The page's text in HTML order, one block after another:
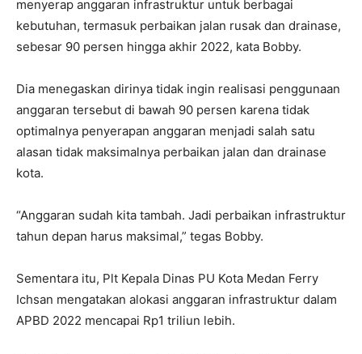
menyerap anggaran infrastruktur untuk berbagai
kebutuhan, termasuk perbaikan jalan rusak dan drainase,
sebesar 90 persen hingga akhir 2022, kata Bobby.
Dia menegaskan dirinya tidak ingin realisasi penggunaan
anggaran tersebut di bawah 90 persen karena tidak
optimalnya penyerapan anggaran menjadi salah satu
alasan tidak maksimalnya perbaikan jalan dan drainase
kota.
“Anggaran sudah kita tambah. Jadi perbaikan infrastruktur
tahun depan harus maksimal,” tegas Bobby.
Sementara itu, Plt Kepala Dinas PU Kota Medan Ferry
Ichsan mengatakan alokasi anggaran infrastruktur dalam
APBD 2022 mencapai Rp1 triliun lebih.